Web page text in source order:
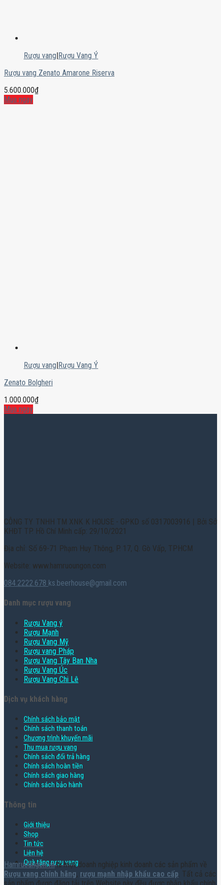
Rượu vang|Rượu Vang Ý
Rượu vang Zenato Amarone Riserva
5.600.000₫
Mua ngay
Rượu vang|Rượu Vang Ý
Zenato Bolgheri
1.000.000₫
Mua ngay
CÔNG TY TNHH TM XNK K HOUSE - GPKD số 0317003916 | Bởi Sở
KHĐT TP. Hồ Chí Minh cấp: 29/10/2021
Địa chỉ: Số 69-71 Phạm Huy Thông, P. 17, Q. Gò Vấp, TPHCM
Website: www.hamruoungon.com
084.2222.678 ks.beerhouse@gmail.com
Danh mục rượu vang
Rượu Vang ý
Rượu Mạnh
Rượu Vang Mỹ
Rượu vang Pháp
Rượu Vang Tây Ban Nha
Rượu Vang Úc
Rượu Vang Chi Lê
Dịch vụ khách hàng
Chính sách bảo mật
Chính sách thanh toán
Chương trình khuyến mãi
Thu mua rượu vang
Chính sách đổi trả hàng
Chính sách hoàn tiền
Chính sách giao hàng
Chính sách bảo hành
Thông tin
Giới thiệu
Shop
Tin tức
Liên hệ
Quà tặng rượu vang
Hamruoungon.vnlà một doanh nghiệp kinh doanh các sản phẩm về
Rượu vang chính hãng, rượu mạnh nhập khẩu cao cấp. Tất cả các